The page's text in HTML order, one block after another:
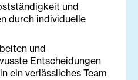
und
durch individuelle
und
Entscheidungen
ein verlässliches Team